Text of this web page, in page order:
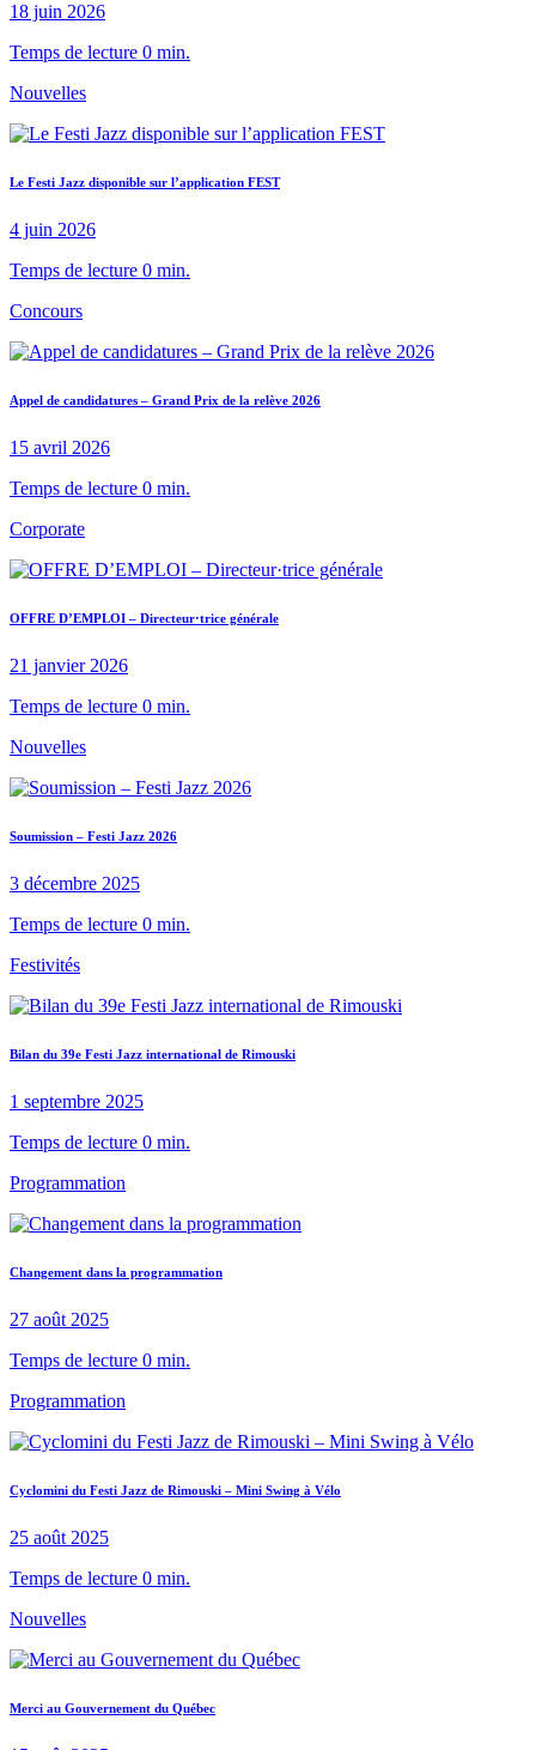
18 juin 2026
Temps de lecture 0 min.
Nouvelles
Le Festi Jazz disponible sur l’application FEST
4 juin 2026
Temps de lecture 0 min.
Concours
Appel de candidatures – Grand Prix de la relève 2026
15 avril 2026
Temps de lecture 0 min.
Corporate
OFFRE D’EMPLOI – Directeur·trice générale
21 janvier 2026
Temps de lecture 0 min.
Nouvelles
Soumission – Festi Jazz 2026
3 décembre 2025
Temps de lecture 0 min.
Festivités
Bilan du 39e Festi Jazz international de Rimouski
1 septembre 2025
Temps de lecture 0 min.
Programmation
Changement dans la programmation
27 août 2025
Temps de lecture 0 min.
Programmation
Cyclomini du Festi Jazz de Rimouski – Mini Swing à Vélo
25 août 2025
Temps de lecture 0 min.
Nouvelles
Merci au Gouvernement du Québec